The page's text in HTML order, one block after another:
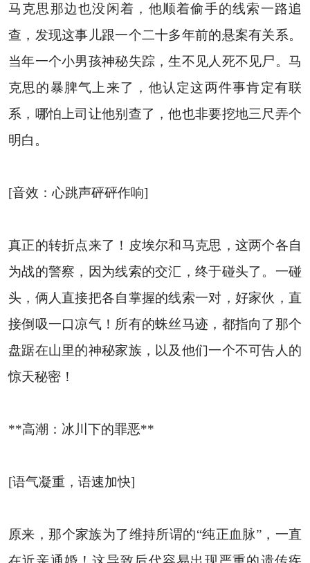
马克思那边也没闲着，他顺着偷手的线索一路追
查，发现这事儿跟一个二十多年前的悬案有关系。
当年一个小男孩神秘失踪，生不见人死不见尸。马
克思的暴脾气上来了，他认定这两件事肯定有联
系，哪怕上司让他别查了，他也非要挖地三尺弄个
明白。
[音效：心跳声砰砰作响]
真正的转折点来了！皮埃尔和马克思，这两个各自
为战的警察，因为线索的交汇，终于碰头了。一碰
头，俩人直接把各自掌握的线索一对，好家伙，直
接倒吸一口凉气！所有的蛛丝马迹，都指向了那个
盘踞在山里的神秘家族，以及他们一个不可告人的
惊天秘密！
**高潮：冰川下的罪恶**
[语气凝重，语速加快]
原来，那个家族为了维持所谓的“纯正血脉”，一直